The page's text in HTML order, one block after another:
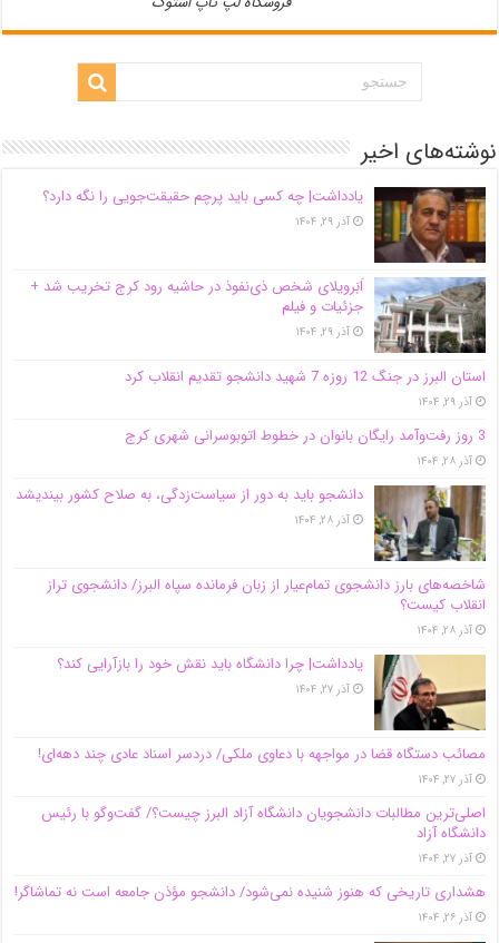
نوشته‌های اخیر
یادداشت| ‌چه کسی باید پرچم حقیقت‌جویی را نگه دارد؟
آذر ۲۹, ۱۴۰۴
اَبَر‌ویلای شخص ذی‌نفوذ در حاشیه‌ رود کرج تخریب شد +
جزئیات و فیلم
آذر ۲۹, ۱۴۰۴
استان البرز در جنگ 12 روزه 7 شهید دانشجو تقدیم انقلاب کرد
آذر ۲۹, ۱۴۰۴
3 روز رفت‌وآمد رایگان بانوان در خطوط اتوبوسرانی شهری کرج
آذر ۲۸, ۱۴۰۴
دانشجو باید به دور از سیاست‌زدگی، به صلاح کشور بیندیشد
آذر ۲۸, ۱۴۰۴
شاخصه‌های بارز دانشجوی تمام‌عیار از زبان فرمانده سپاه البرز/ دانشجوی تراز
انقلاب کیست؟
آذر ۲۸, ۱۴۰۴
یادداشت| چرا دانشگاه باید نقش خود را بازآرایی کند؟
آذر ۲۷, ۱۴۰۴
مصائب دستگاه قضا در مواجهه با دعاوی ملکی/ دردسر اسناد عادی چند‌ دهه‌ای!
آذر ۲۷, ۱۴۰۴
اصلی‌ترین مطالبات دانشجویان دانشگاه آزاد البرز چیست؟/ گفت‌وگو با رئیس
دانشگاه آز‌اد
آذر ۲۷, ۱۴۰۴
هشداری تاریخی که هنوز شنیده نمی‌شود/ دانشجو مؤذن جامعه است نه تماشاگر!
آذر ۲۶, ۱۴۰۴